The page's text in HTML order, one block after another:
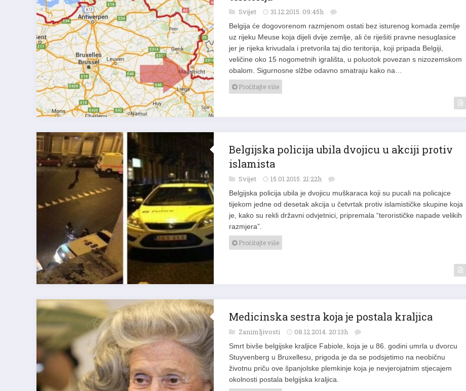
Svijet 31.12.2015. 09:45h
Belgija će dogovorenom razmjenom ostati bez isturenog komada zemlje
uz rijeku Meuse koja dijeli dvije zemlje, ali će riješiti pravne nesuglasice
jer je rijeka krivudala i pretvorila taj dio teritorija, koji pripada Belgiji,
veličine oko 15 nogometnih igrališta, u poluotok povezan s nizozemskom
obalom. Sigurnosne slžbe odavno smatraju kako na…
Pročitajte više
Belgijska policija ubila dvojicu u akciji protiv
islamista
Svijet 15.01.2015. 21:22h
Belgijska policija ubila je dvojicu muškaraca koji su pucali na policajce
tijekom jedne od desetak akcija u četvrtak protiv islamističke skupine koja
je, kako su rekli državni odvjetnici, pripremala “terorističke napade velikih
razmjera”.
Pročitajte više
Medicinska sestra koja je postala kraljica
Zanimljivosti 08.12.2014. 20:13h
Smrt bivše belgijske kraljice Fabiole, koja je u 86. godini umrla u dvorcu
Stuyvenberg u Bruxellesu, prigoda je da se podsjetimo na neobičnu
životnu priču ove španjolske plemkinje koja je nevjerojatnim stjecajem
okolnosti postala belgijska kraljica.